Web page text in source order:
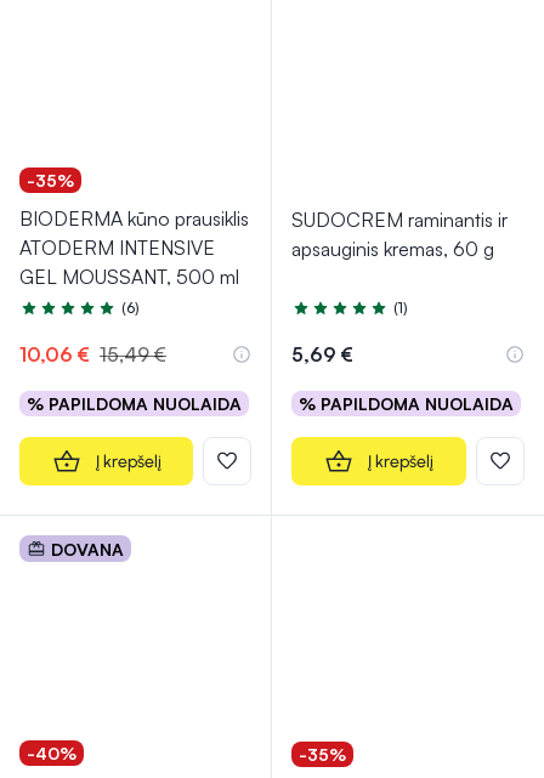
-35%
BIODERMA kūno prausiklis
ATODERM INTENSIVE
GEL MOUSSANT, 500 ml
Įvertinimas 5.0 iš 5
(6)
10,06 € 15,49 €
% PAPILDOMA NUOLAIDA
Į krepšelį
SUDOCREM raminantis ir
apsauginis kremas, 60 g
Įvertinimas 5.0 iš 5
(1)
5,69 €
% PAPILDOMA NUOLAIDA
Į krepšelį
DOVANA
-40% -35%